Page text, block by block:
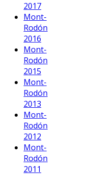
2017
Mont-
Rodón
2016
Mont-
Rodón
2015
Mont-
Rodón
2013
Mont-
Rodón
2012
Mont-
Rodón
2011